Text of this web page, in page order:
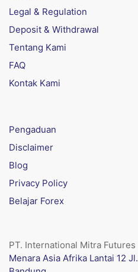
Legal & Regulation
Deposit & Withdrawal
Tentang Kami
FAQ
Kontak Kami
Pengaduan
Disclaimer
Blog
Privacy Policy
Belajar Forex
PT. International Mitra Futures
Menara Asia Afrika Lantai 12